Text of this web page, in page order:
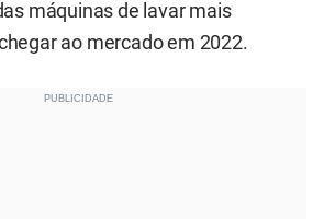
máquinas de lavar mais
ao mercado em 2022.